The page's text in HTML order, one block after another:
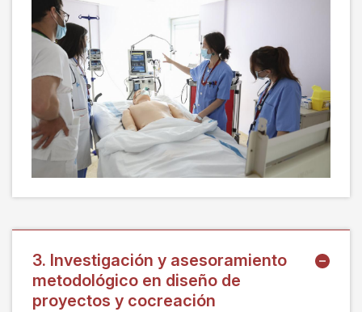
3. Investigación y asesoramiento
metodológico en diseño de
proyectos y cocreación